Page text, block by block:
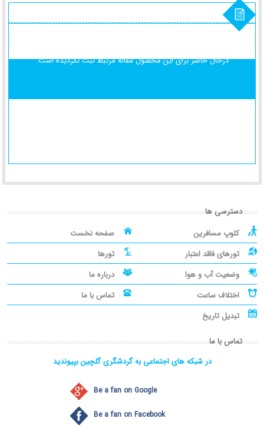
درحال حاضر برای این محصولمقاله مرتبط ثبت نگردیده است.
دسترسی ها
کلوپ مسافرین
صفحه نخست
تورهای فاقد اعتبار
تورها
وضعیت آب و هوا
درباره ما
اختلاف ساعت
تماس با ما
تبدیل تاریخ
تماس با ما
در شبکه های اجتماعی به گردشگری گلچین بپیوندید
Be a fan on Google
Be a fan on Facebook